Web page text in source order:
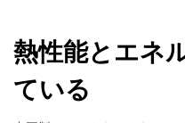
熱性能とエネ
ている